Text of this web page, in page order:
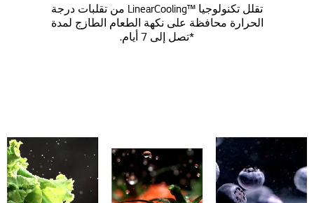
تقلل تكنولوجيا ™LinearCooling‎ من تقلبات درجة
الحرارة محافظة على نكهة الطعام الطازج لمدة
*تصل إلى 7 أيام.